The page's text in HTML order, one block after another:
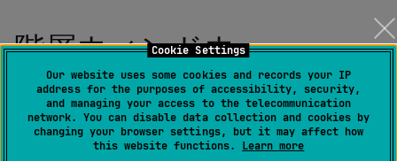
Cookie Settings
Our website uses some cookies and records your IP
address for the purposes of accessibility, security,
and managing your access to the telecommunication
network. You can disable data collection and cookies by
changing your browser settings, but it may affect how
this website functions. Learn more
階層ウィンドウ
最終更新日： 2026 年 7 月 16 日
ReSharper | ウィンドウ | 階層